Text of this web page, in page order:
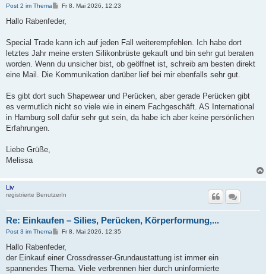
Post 2 im Thema
B
i
a
Fr 8. Mai 2026, 12:23
Hallo Rabenfeder,
Special Trade kann ich auf jeden Fall weiterempfehlen. Ich habe dort
letztes Jahr meine ersten Silikonbrüste gekauft und bin sehr gut beraten
worden. Wenn du unsicher bist, ob geöffnet ist, schreib am besten direkt
eine Mail. Die Kommunikation darüber lief bei mir ebenfalls sehr gut.
Es gibt dort such Shapewear und Perücken, aber gerade Perücken gibt
es vermutlich nicht so viele wie in einem Fachgeschäft. AS International
in Hamburg soll dafür sehr gut sein, da habe ich aber keine persönlichen
Erfahrungen.
Liebe Grüße,
Melissa
Liv
registrierte BenutzerIn
Re: Einkaufen – Silies, Perücken, Körperformung,...
Post 3 im Thema
B
i
r
a
Fr 8. Mai 2026, 12:35
Hallo Rabenfeder,
der Einkauf einer Crossdresser-Grundaustattung ist immer ein
spannendes Thema. Viele verbrennen hier durch uninformierte